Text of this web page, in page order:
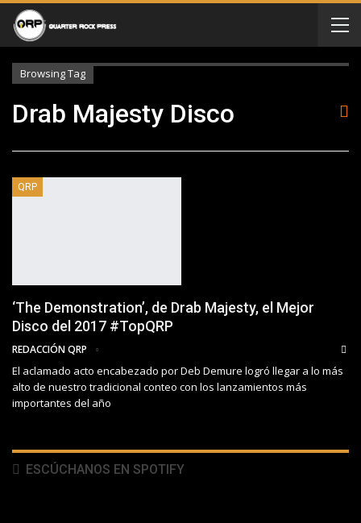
Browsing Tag
Drab Majesty Disco
QRP
‘The Demonstration’, de Drab Majesty, el Mejor
Disco del 2017 #TopQRP
REDACCIÓN QRP
El aclamado acto encabezado por Deb Demure logró llegar a lo más
alto de nuestro tradicional conteo con los lanzamientos más
importantes del año
ESCÚCHANOS EN SPOTIFY